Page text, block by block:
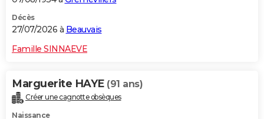
Décès
27/07/2026 à Beauvais
Famille SINNAEVE
Marguerite HAYE (91 ans)
Créer une cagnotte obsèques
Naissance